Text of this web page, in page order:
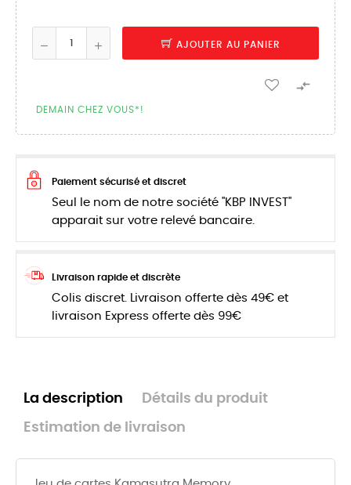
AJOUTER AU PANIER

DEMAIN CHEZ VOUS*!
Paiement sécurisé et discret
Seul le nom de notre société "KBP INVEST"
apparait sur votre relevé bancaire.
Livraison rapide et discrète
Colis discret. Livraison offerte dès 49€ et
livraison Express offerte dès 99€
La description Détails du produit
Estimation de livraison